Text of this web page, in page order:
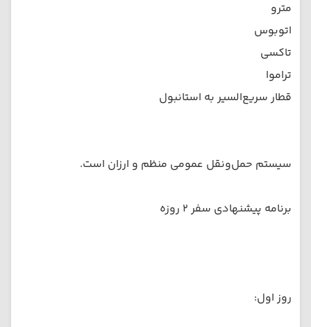
مترو
اتوبوس
تاکسی
تراموا
قطار سریع‌السیر به استانبول
سیستم حمل‌ونقل عمومی منظم و ارزان است.
برنامه پیشنهادی سفر ۲ روزه
روز اول: